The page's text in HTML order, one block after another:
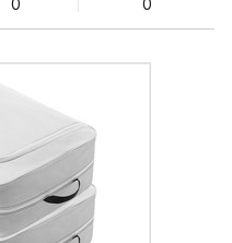
0 0